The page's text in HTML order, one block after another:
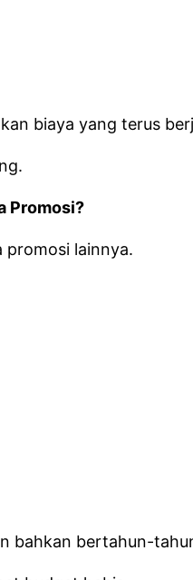
biaya yang terus
Promosi?
promosi lainnya.
bahkan bertahun-